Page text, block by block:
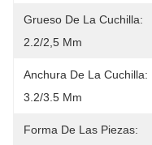
Grueso De La Cuchilla:
2.2/2,5 Mm
Anchura De La Cuchilla:
3.2/3.5 Mm
Forma De Las Piezas: